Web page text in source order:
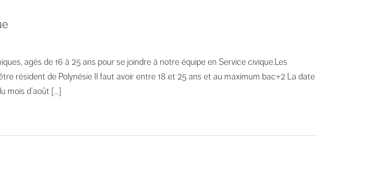
agés de 16 à 25 ans pour se joindre à notre équipe en Service civique.Les
résident de Polynésie Il faut avoir entre 18 et 25 ans et au maximum bac+2 La date
mois d’août […]